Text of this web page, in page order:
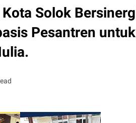
Solok
Pesantren